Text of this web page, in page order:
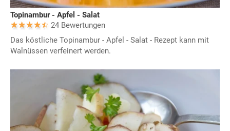
Topinambur - Apfel - Salat
24 Bewertungen
Das köstliche Topinambur - Apfel - Salat - Rezept kann mit
Walnüssen verfeinert werden.